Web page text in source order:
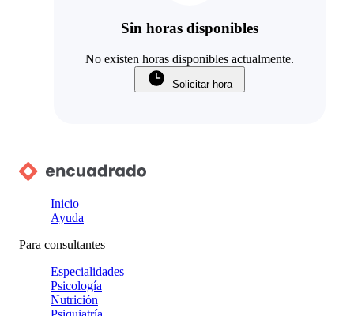
Sin horas disponibles
No existen horas disponibles actualmente.
Solicitar hora
Inicio
Ayuda
Para consultantes
Especialidades
Psicología
Nutrición